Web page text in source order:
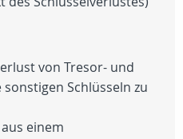
von Tresor- und
Schlüsseln zu
einem